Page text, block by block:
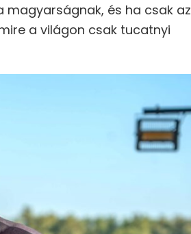
magyarságnak, és ha csak az
a világon csak tucatnyi